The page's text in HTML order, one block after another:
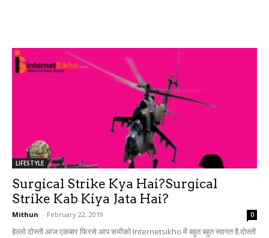
LIFESTYLE
Surgical Strike Kya Hai?Surgical
Strike Kab Kiya Jata Hai?
Mithun - February 22, 2019 0
हेल्लो दोस्तों आज एकबार फिरसे आप सभीको Internetsikho में बहुत बहुत स्वागत है.दोस्तों